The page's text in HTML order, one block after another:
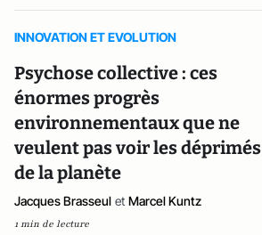
INNOVATION ET EVOLUTION
Psychose collective : ces
énormes progrès
environnementaux que ne
veulent pas voir les déprimés
de la planète
Jacques Brasseul et Marcel Kuntz
1 min de lecture